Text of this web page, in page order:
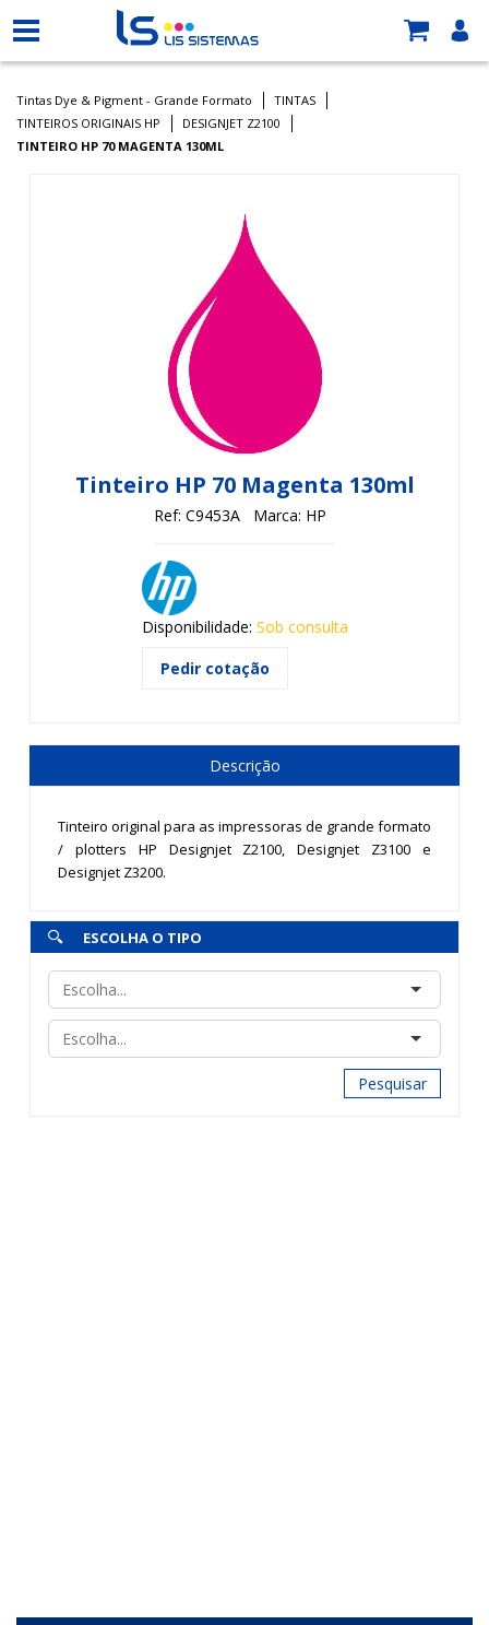
Tintas Dye & Pigment - Grande Formato
TINTAS
TINTEIROS ORIGINAIS HP
DESIGNJET Z2100
TINTEIRO HP 70 MAGENTA 130ML
Tinteiro HP 70 Magenta 130ml
Ref: C9453A Marca: HP
Disponibilidade: Sob consulta
Pedir cotação
Descrição
Tinteiro original para as impressoras de grande formato
/ plotters HP Designjet Z2100, Designjet Z3100 e
Designjet Z3200.
ESCOLHA O TIPO
Pesquisar